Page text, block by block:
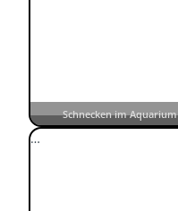
Schnecken im Aquarium
…